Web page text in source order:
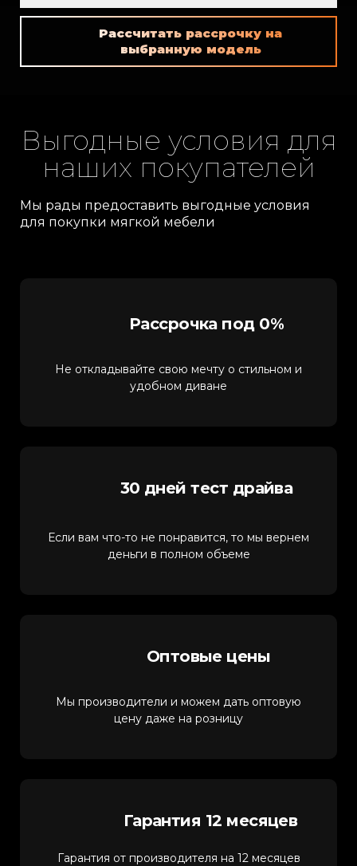
Рассчитать рассрочку на
выбранную модель
Выгодные условия для
наших покупателей
Мы рады предоставить выгодные условия
для покупки мягкой мебели
Рассрочка под 0%
Не откладывайте свою мечту о стильном и
удобном диване
30 дней тест драйва
Если вам что-то не понравится, то мы вернем
деньги в полном объеме
Оптовые цены
Мы производители и можем дать оптовую
цену даже на розницу
Гарантия 12 месяцев
Гарантия от производителя на 12 месяцев